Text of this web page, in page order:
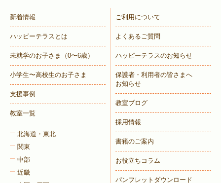
新着情報
ハッピーテラスとは
未就学のお子さま （0〜6歳）
小学生〜高校生のお子さま
支援事例
教室一覧
北海道・東北
関東
中部
近畿
ご利用について
よくあるご質問
ハッピーテラスのお知らせ
保護者・利用者の皆さまへ
お知らせ
教室ブログ
採用情報
書籍のご案内
お役立ちコラム
パンフレットダウンロード